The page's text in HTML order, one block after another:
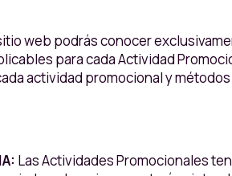
web podrás conocer
para cada Actividad
actividad promocional y
Las Actividades Promocionales